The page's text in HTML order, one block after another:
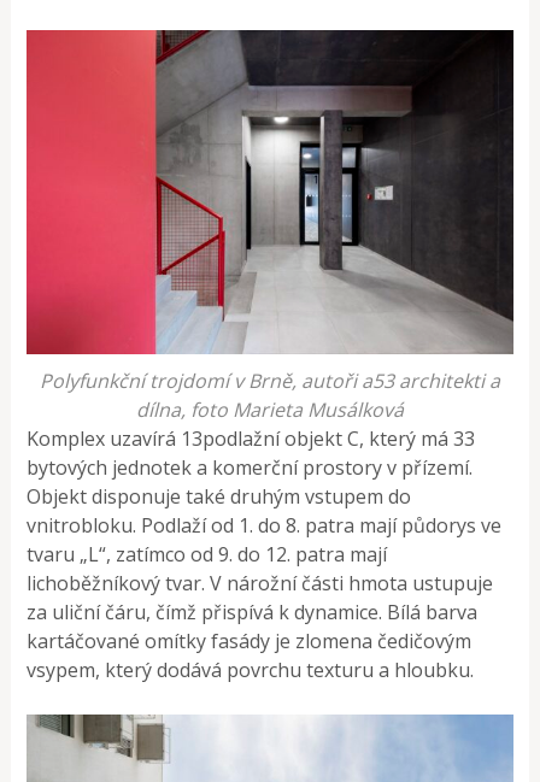
Polyfunkční trojdomí v Brně, autoři a53 architekti a
dílna, foto Marieta Musálková
Komplex uzavírá 13podlažní objekt C, který má 33
bytových jednotek a komerční prostory v přízemí.
Objekt disponuje také druhým vstupem do
vnitrobloku. Podlaží od 1. do 8. patra mají půdorys ve
tvaru „L“, zatímco od 9. do 12. patra mají
lichoběžníkový tvar. V nárožní části hmota ustupuje
za uliční čáru, čímž přispívá k dynamice. Bílá barva
kartáčované omítky fasády je zlomena čedičovým
vsypem, který dodává povrchu texturu a hloubku.